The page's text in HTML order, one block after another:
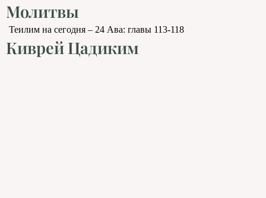
Молитвы
Теилим на сегодня – 24 Ава: главы 113-118
Киврей Цадиким